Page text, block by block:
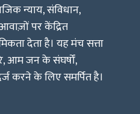
न्याय, संविधान,
पर केंद्रित
देता है। यह मंच सत्ता
आम जन के संघर्षों,
करने के लिए समर्पित है।